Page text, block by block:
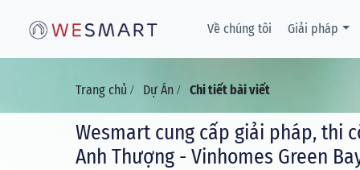
Về chúng tôi Giải pháp
Trang chủ / Dự Án / Chi tiết bài viết
Wesmart cung cấp giải pháp, thi
Anh Thượng - Vinhomes Green